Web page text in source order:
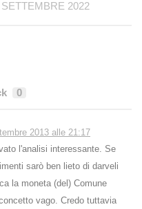
SETTEMBRE 2022
0
2013 alle 21:17
l'analisi interessante. Se
sarò ben lieto di darveli
la moneta (del) Comune
vago. Credo tuttavia